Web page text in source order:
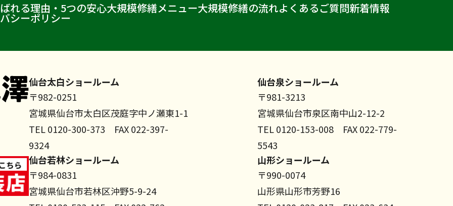
れる理由・5つの安心大規模修繕メニュー大規模修繕の流れよくあるご質問新着情報
シーポリシー
仙台太白ショールーム
〒982-0251
宮城県仙台市太白区茂庭字中ノ瀬東1-1
TEL 0120-300-373 FAX 022-397-
9324
仙台泉ショールーム
〒981-3213
宮城県仙台市泉区南中山2-12-2
TEL 0120-153-008 FAX 022-779-
5543
仙台若林ショールーム
〒984-0831
宮城県仙台市若林区沖野5-9-24
山形ショールーム
〒990-0074
山形県山形市芳野16